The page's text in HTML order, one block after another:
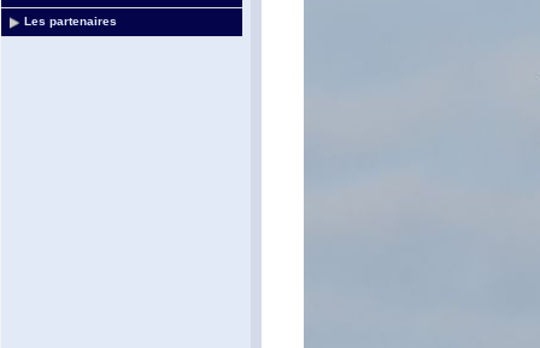
Les partenaires